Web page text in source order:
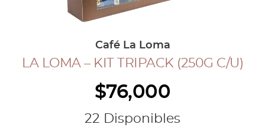
COLECCIÓN CAFETERA
INGRESAR
Café La Loma
LA LOMA – KIT TRIPACK (250G C/U)
$76,000
22 Disponibles